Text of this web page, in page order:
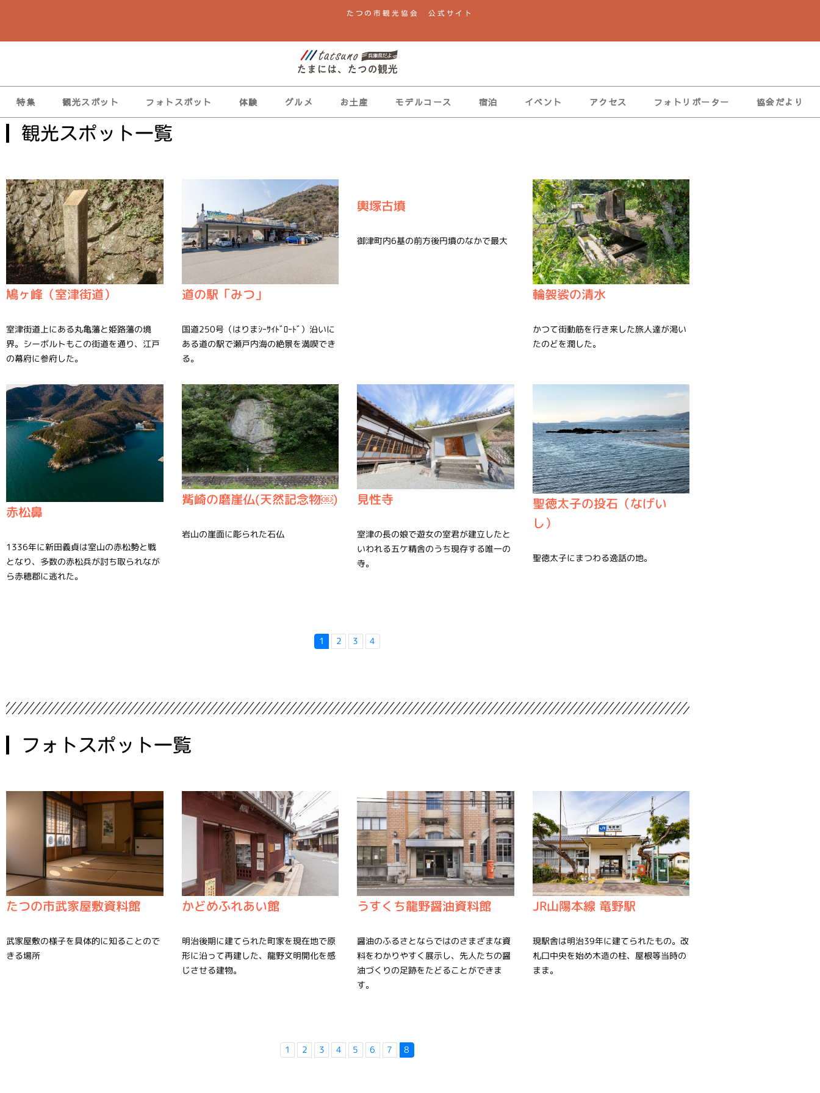
たつの市観光協会 公式サイト
特集 観光スポット フォトスポット 体験 グルメ お土産 モデルコース 宿泊 イベント アクセス フォトリポーター 協会だより
観光スポット一覧
鳩ヶ峰（室津街道）
室津街道上にある丸亀藩と姫路藩の境
界。シーボルトもこの街道を通り、江戸
の幕府に参府した。
道の駅「みつ」
国道250号（はりまｼｰｻｲﾄﾞﾛｰﾄﾞ）沿いに
ある道の駅で瀬戸内海の絶景を満喫でき
る。
輿塚古墳
御津町内6基の前方後円墳のなかで最大
輪袈裟の清水
かつて街動筋を行き来した旅人達が渇い
たのどを潤した。
赤松鼻
1336年に新田義貞は室山の赤松勢と戦
となり、多数の赤松兵が討ち取られなが
ら赤穂郡に逃れた。
觜崎の磨崖仏(天然記念物￼)
岩山の崖面に彫られた石仏
見性寺
室津の長の娘で遊女の室君が建立したと
いわれる五ケ精舎のうち現存する唯一の
寺。
聖徳太子の投石（なげい
し）
聖徳太子にまつわる逸話の地。
1 2 3 4
フォトスポット一覧
たつの市武家屋敷資料館
武家屋敷の様子を具体的に知ることので
きる場所
かどめふれあい館
明治後期に建てられた町家を現在地で原
形に沿って再建した、龍野文明開化を感
じさせる建物。
うすくち龍野醤油資料館
醤油のふるさとならではのさまざまな資
料をわかりやすく展示し、先人たちの醤
油づくりの足跡をたどることができま
す。
JR山陽本線 竜野駅
現駅舎は明治39年に建てられたもの。改
札口中央を始め木造の柱、屋根等当時の
まま。
1 2 3 4 5 6 7 8